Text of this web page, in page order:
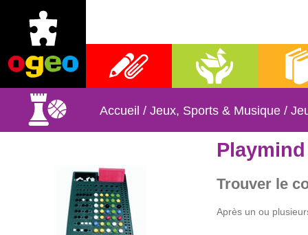
Fournitures scolaires Activités manuelles
Accueil / Jeux, Sports & Musique /
Playmind
Trouver le
Après un ou